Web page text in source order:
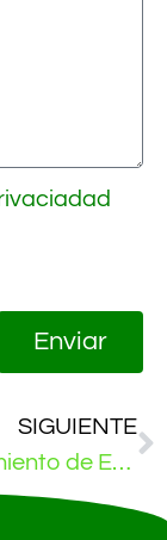
Enviar
SIGUIENTE
Mantenimiento de Empresas